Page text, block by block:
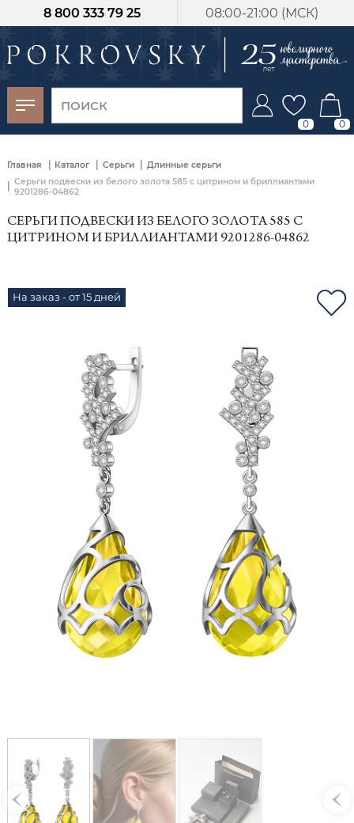
08:00-21:00 (МСК)
8 800 333 79 25
0 0
Главная | Каталог | Серьги | Длинные серьги
Серьги подвески из белого золота 585 с цитрином и бриллиантами
9201286-04862
СЕРЬГИ ПОДВЕСКИ ИЗ БЕЛОГО ЗОЛОТА 585 С
ЦИТРИНОМ И БРИЛЛИАНТАМИ 9201286-04862
На заказ - от 15 дней
-30%
от 15 дней с
момента оплаты